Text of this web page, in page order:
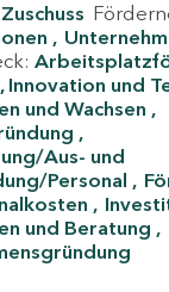
Zuschuss
Innovation und
und Wachsen
Aus- und
Personal
und Beratung